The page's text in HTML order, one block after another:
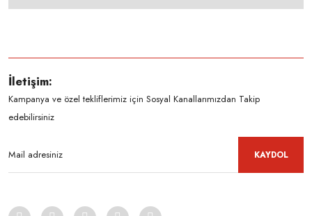
İletişim:
Kampanya ve özel tekliflerimiz için Sosyal Kanallarımızdan Takip
edebilirsiniz
KAYDOL